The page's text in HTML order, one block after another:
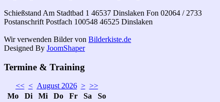
Schießstand Am Stadtbad 1 46537 Dinslaken Fon 02064 / 2733
Postanschrift Postfach 100548 46525 Dinslaken
Wir verwenden Bilder von Bilderkiste.de
Designed By JoomShaper
Termine & Training
<< < August 2026 > >>
Mo
Di Mi Do Fr Sa
So